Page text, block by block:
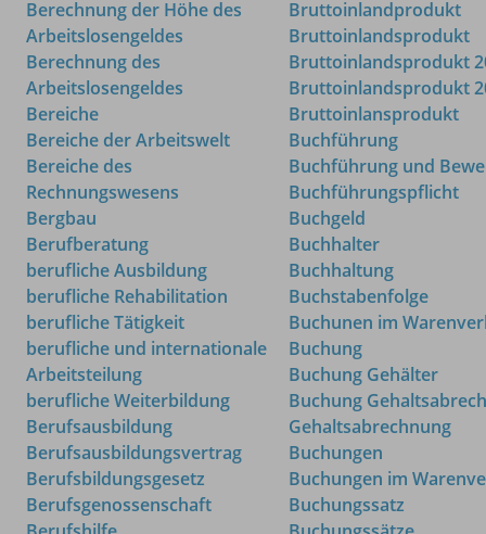
Berechnung der Höhe des
Arbeitslosengeldes
Berechnung des
Arbeitslosengeldes
Bereiche
Bereiche der Arbeitswelt
Bereiche des
Rechnungswesens
Bergbau
Berufberatung
berufliche Ausbildung
berufliche Rehabilitation
berufliche Tätigkeit
berufliche und internationale
Arbeitsteilung
berufliche Weiterbildung
Berufsausbildung
Berufsausbildungsvertrag
Berufsbildungsgesetz
Berufsgenossenschaft
Bruttoinlandprodukt
Bruttoinlandsprodukt
Bruttoinlandsprodukt
Bruttoinlandsprodukt
Bruttoinlansprodukt
Buchführung
Buchführung und
Buchführungspflicht
Buchgeld
Buchhalter
Buchhaltung
Buchstabenfolge
Buchunen im
Buchung
Buchung Gehälter
Buchung
Gehaltsabrechnung
Buchungen
Buchungen im
Buchungssatz